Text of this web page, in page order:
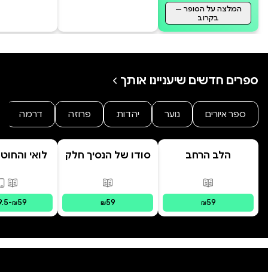
המלצה על הסופר —
בקרוב
ספרים חדשים שיעניינו אותך
ספר איורים נוער יהדות פרוזה דרמה
הלב הרחב
פורמטים זמינים מודפס
₪59
סודו של הנסיך חלק
הנסתר
פורמטים זמינים
מודפס
₪59
לואי
-₪59